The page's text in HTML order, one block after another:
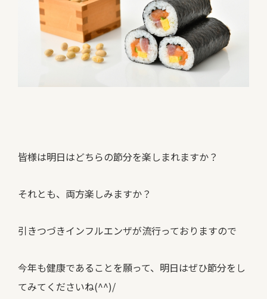
皆様は明日はどちらの節分を楽しまれますか？
それとも、両方楽しみますか？
引きつづきインフルエンザが流行っておりますので
今年も健康であることを願って、明日はぜひ節分をし
てみてくださいね(^^)/